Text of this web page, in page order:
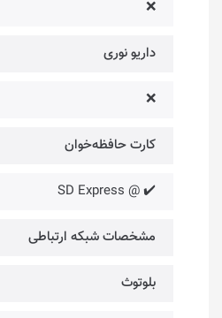
❌
داریو نوری
❌
کارت حافظه‌خوان
✔️ @ SD Express
مشخصات شبکه ارتباطی
بلوتوث